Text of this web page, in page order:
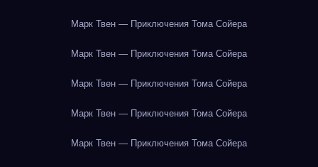
Марк Твен — Приключения Тома Сойера
Марк Твен — Приключения Тома Сойера
Марк Твен — Приключения Тома Сойера
Марк Твен — Приключения Тома Сойера
Марк Твен — Приключения Тома Сойера